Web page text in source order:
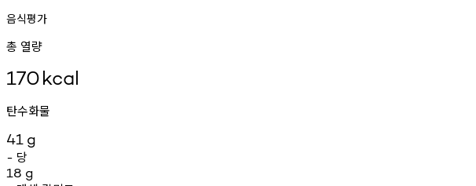
음식평가
총 열량
170kcal
탄수화물
41 g
- 당
18 g